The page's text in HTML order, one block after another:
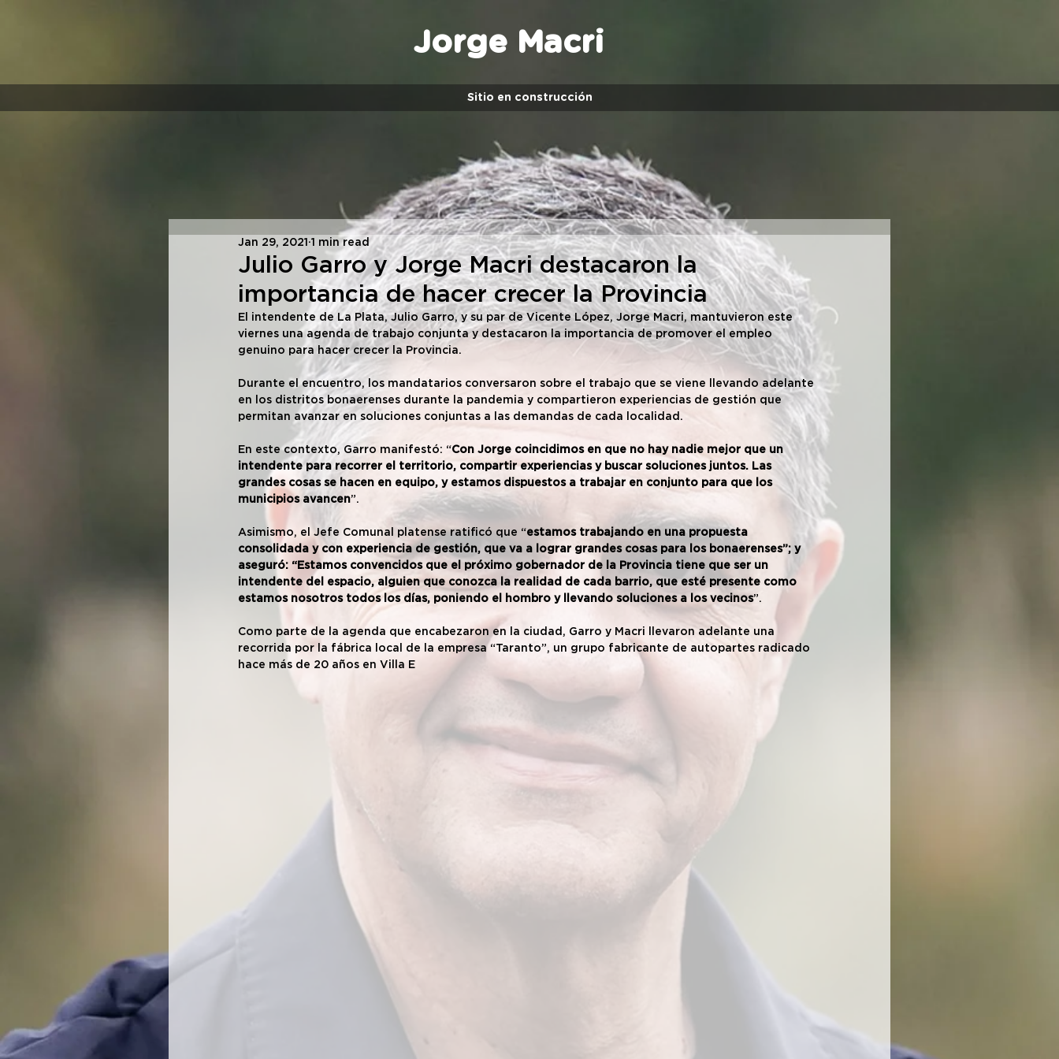
Jorge Macri
Sitio en construcción
Julio Garro y Jorge Macri destacaron la
importancia de hacer crecer la Provincia
Jan 29, 2021 1 min read
El intendente de La Plata, Julio Garro, y su par de Vicente López, Jorge Macri, mantuvieron este
viernes una agenda de trabajo conjunta y destacaron la importancia de promover el empleo
genuino para hacer crecer la Provincia.
Durante el encuentro, los mandatarios conversaron sobre el trabajo que se viene llevando adelante
en los distritos bonaerenses durante la pandemia y compartieron experiencias de gestión que
permitan avanzar en soluciones conjuntas a las demandas de cada localidad.
En este contexto, Garro manifestó: “Con Jorge coincidimos en que no hay nadie mejor que un
intendente para recorrer el territorio, compartir experiencias y buscar soluciones juntos. Las
grandes cosas se hacen en equipo, y estamos dispuestos a trabajar en conjunto para que los
municipios avancen”.
Asimismo, el Jefe Comunal platense ratificó que “estamos trabajando en una propuesta
consolidada y con experiencia de gestión, que va a lograr grandes cosas para los bonaerenses”; y
aseguró: “Estamos convencidos que el próximo gobernador de la Provincia tiene que ser un
intendente del espacio, alguien que conozca la realidad de cada barrio, que esté presente como
estamos nosotros todos los días, poniendo el hombro y llevando soluciones a los vecinos”.
Como parte de la agenda que encabezaron en la ciudad, Garro y Macri llevaron adelante una
recorrida por la fábrica local de la empresa “Taranto”, un grupo fabricante de autopartes radicado
hace más de 20 años en Villa E